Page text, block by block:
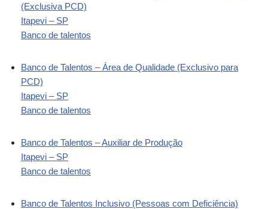
(Exclusiva PCD)
Itapevi – SP
Banco de talentos
Banco de Talentos – Área de Qualidade (Exclusivo para
PCD)
Itapevi – SP
Banco de talentos
Banco de Talentos – Auxiliar de Produção
Itapevi – SP
Banco de talentos
Banco de Talentos Inclusivo (Pessoas com Deficiência)